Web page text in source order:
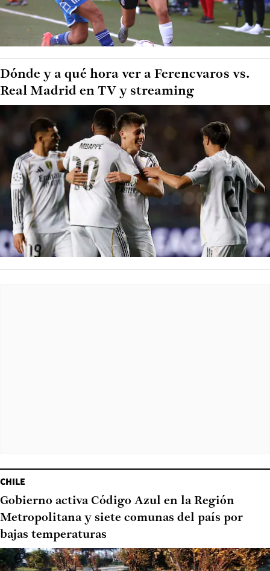
Dónde y a qué hora ver a Ferencvaros vs.
Real Madrid en TV y streaming
CHILE
Gobierno activa Código Azul en la Región
Metropolitana y siete comunas del país por
bajas temperaturas